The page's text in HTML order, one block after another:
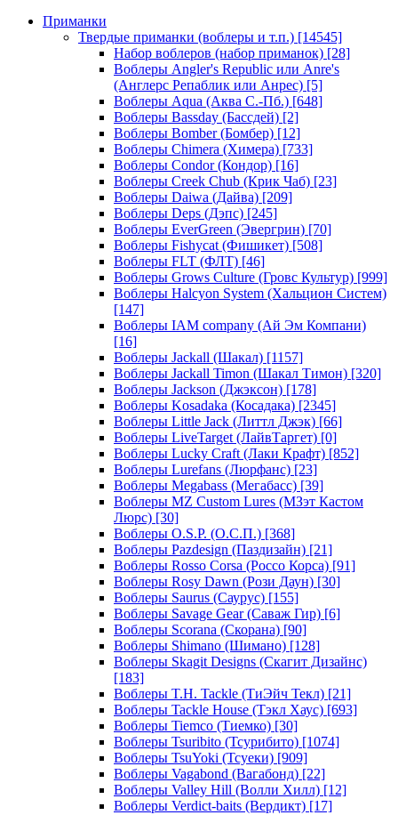
Приманки
Твердые приманки (воблеры и т.п.) [14545]
Набор воблеров (набор приманок) [28]
Воблеры Angler's Republic или Anre's
(Англерс Репаблик или Анрес) [5]
Воблеры Aqua (Аква С.-Пб.) [648]
Воблеры Bassday (Бассдей) [2]
Воблеры Bomber (Бомбер) [12]
Воблеры Chimera (Химера) [733]
Воблеры Condor (Кондор) [16]
Воблеры Creek Chub (Крик Чаб) [23]
Воблеры Daiwa (Дайва) [209]
Воблеры Deps (Дэпс) [245]
Воблеры EverGreen (Эвергрин) [70]
Воблеры Fishycat (Фишикет) [508]
Воблеры FLT (ФЛТ) [46]
Воблеры Grows Culture (Гровс Культур) [999]
Воблеры Halcyon System (Хальцион Систем)
[147]
Воблеры IAM company (Ай Эм Компани)
[16]
Воблеры Jackall (Шакал) [1157]
Воблеры Jackall Timon (Шакал Тимон) [320]
Воблеры Jackson (Джэксон) [178]
Воблеры Kosadaka (Косадака) [2345]
Воблеры Little Jack (Литтл Джэк) [66]
Воблеры LiveTarget (ЛайвТаргет) [0]
Воблеры Lucky Craft (Лаки Крафт) [852]
Воблеры Lurefans (Люрфанс) [23]
Воблеры Megabass (Мегабасс) [39]
Воблеры MZ Custom Lures (МЗэт Кастом
Люрс) [30]
Воблеры O.S.P. (О.С.П.) [368]
Воблеры Pazdesign (Паздизайн) [21]
Воблеры Rosso Corsa (Россо Корса) [91]
Воблеры Rosy Dawn (Рози Даун) [30]
Воблеры Saurus (Саурус) [155]
Воблеры Savage Gear (Саваж Гир) [6]
Воблеры Scorana (Скорана) [90]
Воблеры Shimano (Шимано) [128]
Воблеры Skagit Designs (Скагит Дизайнс)
[183]
Воблеры T.H. Tackle (ТиЭйч Текл) [21]
Воблеры Tackle House (Тэкл Хаус) [693]
Воблеры Tiemco (Тиемко) [30]
Воблеры Tsuribito (Тсурибито) [1074]
Воблеры TsuYoki (Тсуеки) [909]
Воблеры Vagabond (Вагабонд) [22]
Воблеры Valley Hill (Волли Хилл) [12]
Воблеры Verdict-baits (Вердикт) [17]